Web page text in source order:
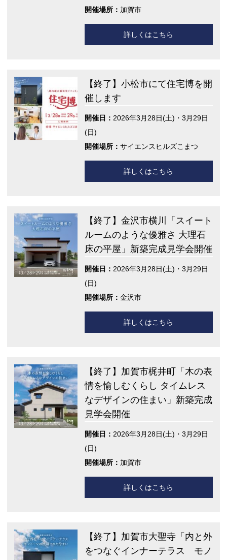
開催場所： 加賀市
詳しくはこちら
【終了】小松市にて住宅博を開
催します
開催日： 2026年3月28日(土)・3月29日
(日)
開催場所： サイエンスヒルズこまつ
詳しくはこちら
【終了】金沢市横川「スイート
ルームのような優雅さ 大理石
床の平屋」新築完成見学会開催
開催日： 2026年3月28日(土)・3月29日
(日)
開催場所： 金沢市
詳しくはこちら
【終了】加賀市梶井町「木の表
情を愉しむくらし タイムレス
なデザインの住まい」新築完成
見学会開催
開催日： 2026年3月28日(土)・3月29日
(日)
開催場所： 加賀市
詳しくはこちら
【終了】加賀市大聖寺「内と外
をつなぐインナーテラス モノ